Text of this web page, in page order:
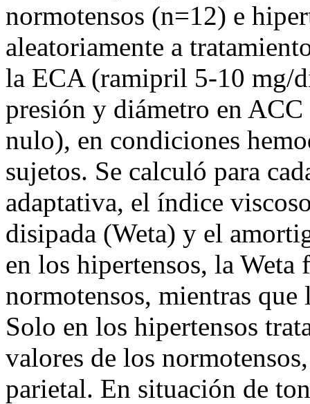
normotensos (n=12) e
aleatoriamente a
la ECA (ramipril 5-10 mg/
presión y diámetro en
nulo), en condiciones
sujetos. Se calculó para
adaptativa, el índice
disipada (Weta) y el
en los hipertensos, la
normotensos, mientras
Solo en los hipertensos
valores de los
parietal. En situación de